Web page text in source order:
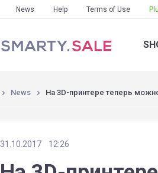
News Help Terms of Use
News На 3D-принтере теперь
31.10.2017 12:26